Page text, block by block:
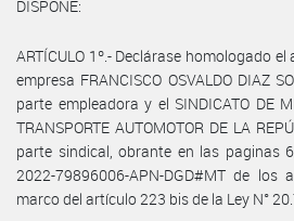
DISPONE:
ARTÍCULO 1º.- Declárase homologado
empresa FRANCISCO OSVALDO DIAZ
parte empleadora y el SINDICATO DE
TRANSPORTE AUTOMOTOR DE LA
parte sindical, obrante en las paginas
2022-79896006-APN-DGD#MT de los
marco del artículo 223 bis de la Ley N°